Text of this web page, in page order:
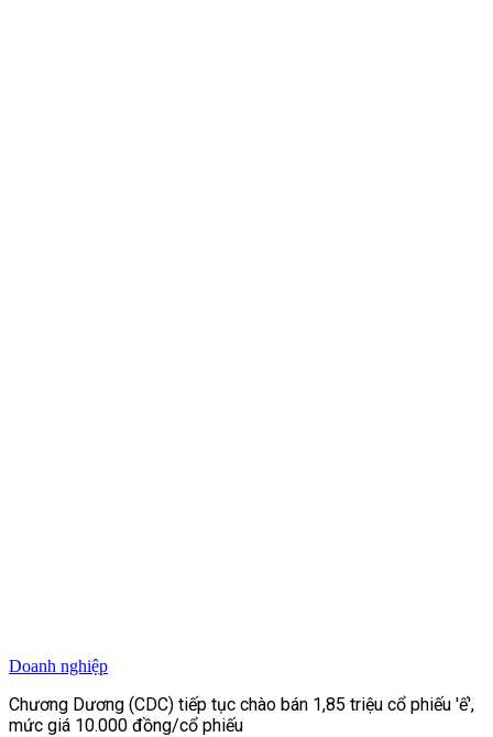
Doanh nghiệp
Chương Dương (CDC) tiếp tục chào bán 1,85 triệu cổ phiếu 'ế',
mức giá 10.000 đồng/cổ phiếu